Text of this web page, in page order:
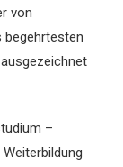
von
begehrtesten
–